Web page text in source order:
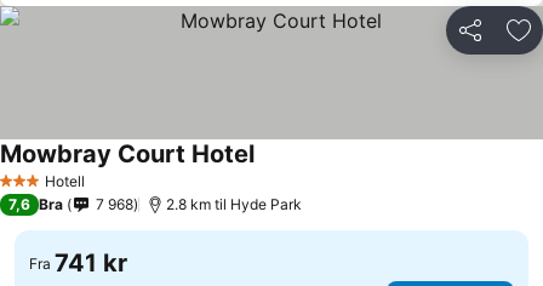
Del
3 StjernerHotell
Mowbray Court Hotel
7,6 Bra 7 968 2.8 km til Hyde Park
Fra 741 kr